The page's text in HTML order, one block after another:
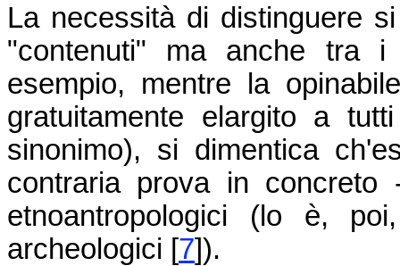
La necessità di distinguere
"contenuti" ma anche tra
esempio, mentre la
gratuitamente elargito a
sinonimo), si dimentica
contraria prova in
etnoantropologici (lo è,
archeologici [7]).